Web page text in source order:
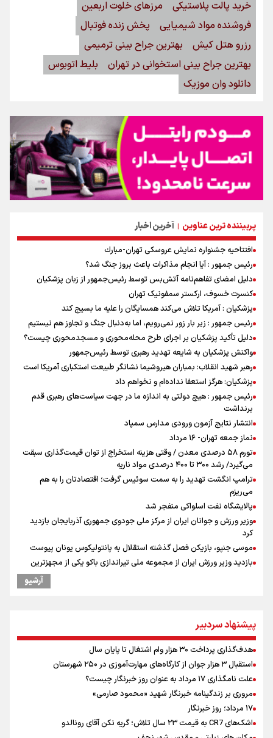
پربیننده ترین عناوین | آخرین اخبار
افتتاحیه جشنواره نمايش عروسكى تهران-مبارك
رئیس جمهور : آیا انجام مذاکرات باعث بروز جنگ شد؟
دلیل امضای تفاهم‌نامه آتش‌بس توسط رئیس‌جمهور از زبان پزشکیان
کنسرت خسوف، ارکستر سمفونیک تهران
پزشکیان : آمریکا تلاش می‌کند همسایگان را علیه ما بسیج کند
رئیس جمهور : زیر بار زور نمی‌رویم، اما به‌دنبال جنگ و تجاوز هم نیستیم
دلیل تأکید پزشکیان بر اجرای طرح محله‌محوری و مسجدمحوری چیست؟
واکنش پزشکیان به شایعه تهدید رهبری توسط رئیس‌جمهور
رهبر شهید انقلاب: بمباران هیروشیما نشانگر طبیعت استکباری آمریکا است
پزشکیان: هرگز استعفا نداده‌ام و نخواهم داد
رئیس جمهور : هیچ دولتی به اندازه ما در جهت سیاست‌های رهبری قدم
برنداشت
انتشار نتایج آزمون ورودی مدارس سمپاد
نماز جمعه تهران- ۱۶ مرداد
تورم ۵۸ درصدی معدن / وقتی هزینه استخراج از توان قیمت‌گذاری سبقت
می‌گیرد/ رشد ۳۰۰ تا ۴۰۰ درصدی مواد ناریه
ترامپ انگشت تهدید را به سمت سوئیس گرفت؛ اقتصادتان را به هم
می‌ریزم
پالایشگاه نفت اسلواکی منفجر شد
وزیر ورزش و جوانان ایران از مرکز ملی جودوی جمهوری آذربایجان بازدید
کرد
موسی جنپو، بازیکن فصل گذشته استقلال به پانتولیکوس یونان پیوست
بازدید وزیر ورزش ایران از مجموعه ملی تیراندازی باکو یکی از مجهزترین
یمن، ایستاده در برابر تحریم و تجاوز
خبر سخنگوی کمیسیون امنیت از توافق در چارچوب کلی مذاکرات ایران و
عمان بر سر تنگه هرمز
پیش بینی نرخ ارز، طلا و سکه شنبه ۱۷مرداد/ طلا و دلار در آستانه یک تغییر
مهم
همتی: اظهارات جدید آمریکا با ادعاهای قبلی سازگار نیست
آرشیو
پیشنهاد سردبیر
هدف‌گذاری پرداخت ۳۰ هزار وام اشتغال تا پایان سال
استقبال ۳ هزار جوان از کارگاه‌های مهارت‌آموزی در ۲۵۰ شهرستان
علت نامگذاری ۱۷ مرداد به عنوان روز خبرنگار چیست؟
مروری بر زندگینامه خبرنگار شهید «محمود صارمی»
۱۷ مرداد؛ روز خبرنگار
اشک‌های CR7 به قیمت ۲۳ سال تلاش؛ گریه نکن آقای رونالدو
خرید پالت پلاستیکی
مرزهای خلوت اربعین
فروشنده مواد شیمیایی
پخش زنده فوتبال
رزرو هتل کیش
بهترین جراح بینی ترمیمی
بهترین جراح بینی استخوانی در تهران
بلیط اتوبوس
دانلود وان موزیک